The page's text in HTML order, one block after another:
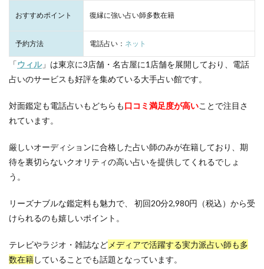
おすすめポイント 復縁に強い占い師多数在籍
予約方法 電話占い： ネット
「ウィル」は東京に3店舗・名古屋に1店舗を展開しており、電話
占いのサービスも好評を集めている大手占い館です。
対面鑑定も電話占いもどちらも口コミ満足度が高いことで注目さ
れています。
厳しいオーディションに合格した占い師のみが在籍しており、期
待を裏切らないクオリティの高い占いを提供してくれるでしょ
う。
リーズナブルな鑑定料も魅力で、 初回20分2,980円（税込）から受
けられるのも嬉しいポイント。
テレビやラジオ・雑誌など メディアで活躍する実力派占い師も多
数在籍していることでも話題となっています。